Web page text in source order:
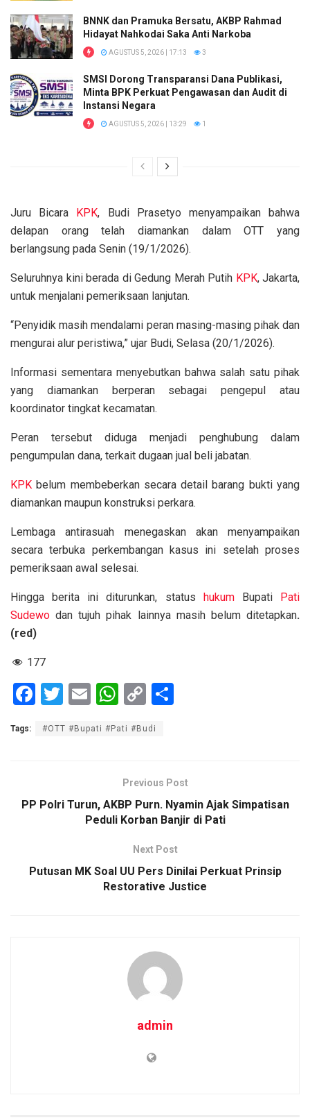
BNNK dan Pramuka Bersatu, AKBP Rahmad
Hidayat Nahkodai Saka Anti Narkoba
AGUSTUS 5, 2026 | 17:13 3
SMSI Dorong Transparansi Dana Publikasi,
Minta BPK Perkuat Pengawasan dan Audit di
Instansi Negara
AGUSTUS 5, 2026 | 13:29 1
Juru Bicara KPK, Budi Prasetyo menyampaikan bahwa
delapan orang telah diamankan dalam OTT yang
berlangsung pada Senin (19/1/2026).
Seluruhnya kini berada di Gedung Merah Putih KPK, Jakarta,
untuk menjalani pemeriksaan lanjutan.
“Penyidik masih mendalami peran masing-masing pihak dan
mengurai alur peristiwa,” ujar Budi, Selasa (20/1/2026).
Informasi sementara menyebutkan bahwa salah satu pihak
yang diamankan berperan sebagai pengepul atau
koordinator tingkat kecamatan.
Peran tersebut diduga menjadi penghubung dalam
pengumpulan dana, terkait dugaan jual beli jabatan.
KPK belum membeberkan secara detail barang bukti yang
diamankan maupun konstruksi perkara.
Lembaga antirasuah menegaskan akan menyampaikan
secara terbuka perkembangan kasus ini setelah proses
pemeriksaan awal selesai.
Hingga berita ini diturunkan, status hukumBupati Pati
Sudewo dan tujuh pihak lainnya masih belum ditetapkan.
(red)
177
F
ce
o
T
tt
E
ail
W
at
A
p
p
C
py
n
k
Tags: #OTT #Bupati #Pati #Budi
Previous Post
PP Polri Turun, AKBP Purn. Nyamin Ajak Simpatisan
Peduli Korban Banjir di Pati
Next Post
Putusan MK Soal UU Pers Dinilai Perkuat Prinsip
Restorative Justice
admin